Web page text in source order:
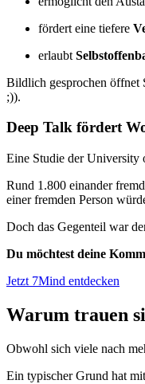
fördert eine tiefere
erlaubt
Bildlich gesprochen öffnet
;)).
Deep Talk fördert
Eine Studie der University
Rund 1.800 einander
einer fremden Person
Doch das Gegenteil war
Du möchtest deine
Jetzt 7Mind entdecken
Warum trauen
Obwohl sich viele nach
Ein typischer Grund hat